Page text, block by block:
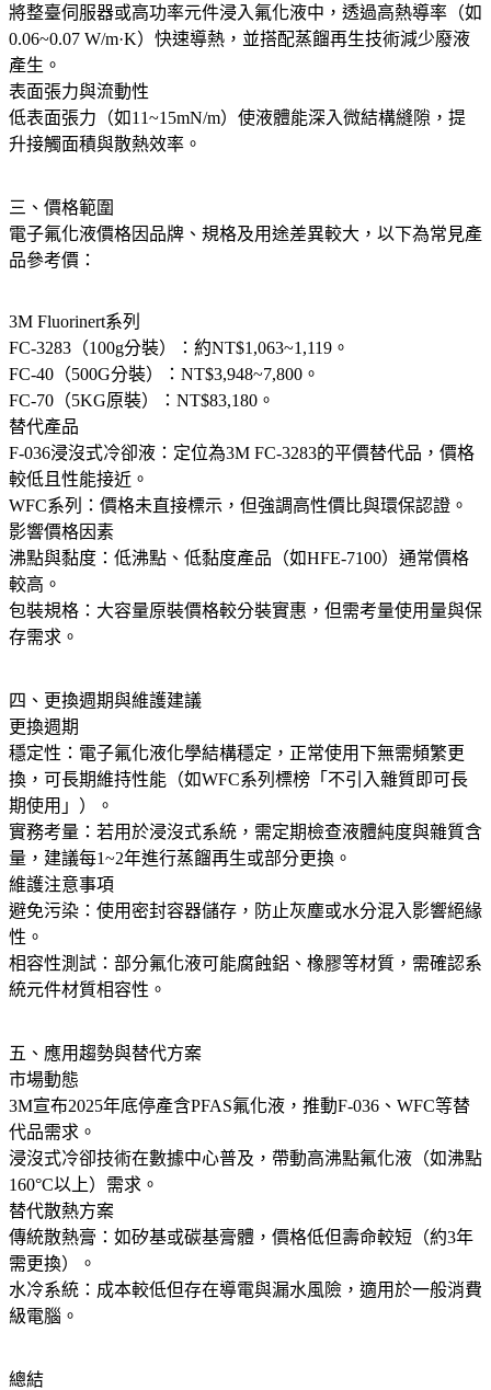
將整臺伺服器或高功率元件浸入氟化液中，透過高熱導率（如
0.06~0.07 W/m·K）快速導熱，並搭配蒸餾再生技術減少廢液
產生。
表面張力與流動性
低表面張力（如11~15mN/m）使液體能深入微結構縫隙，提
升接觸面積與散熱效率。
三、價格範圍
電子氟化液價格因品牌、規格及用途差異較大，以下為常見產
品參考價：
3M Fluorinert系列
FC-3283（100g分裝）：約NT$1,063~1,119。
FC-40（500G分裝）：NT$3,948~7,800。
FC-70（5KG原裝）：NT$83,180。
替代產品
F-036浸沒式冷卻液：定位為3M FC-3283的平價替代品，價格
較低且性能接近。
WFC系列：價格未直接標示，但強調高性價比與環保認證。
影響價格因素
沸點與黏度：低沸點、低黏度產品（如HFE-7100）通常價格
較高。
包裝規格：大容量原裝價格較分裝實惠，但需考量使用量與保
存需求。
四、更換週期與維護建議
更換週期
穩定性：電子氟化液化學結構穩定，正常使用下無需頻繁更
換，可長期維持性能（如WFC系列標榜「不引入雜質即可長
期使用」）。
實務考量：若用於浸沒式系統，需定期檢查液體純度與雜質含
量，建議每1~2年進行蒸餾再生或部分更換。
維護注意事項
避免污染：使用密封容器儲存，防止灰塵或水分混入影響絕緣
性。
相容性測試：部分氟化液可能腐蝕鋁、橡膠等材質，需確認系
統元件材質相容性。
五、應用趨勢與替代方案
市場動態
3M宣布2025年底停產含PFAS氟化液，推動F-036、WFC等替
代品需求。
浸沒式冷卻技術在數據中心普及，帶動高沸點氟化液（如沸點
160°C以上）需求。
替代散熱方案
傳統散熱膏：如矽基或碳基膏體，價格低但壽命較短（約3年
需更換）。
水冷系統：成本較低但存在導電與漏水風險，適用於一般消費
級電腦。
總結